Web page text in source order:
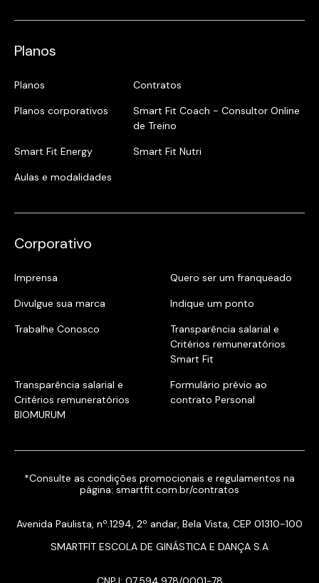
Planos
Planos
Contratos
Planos corporativos
Smart Fit Coach - Consultor Online
de Treino
Smart Fit Energy
Smart Fit Nutri
Aulas e modalidades
Corporativo
Imprensa
Quero ser um franqueado
Divulgue sua marca
Indique um ponto
Trabalhe Conosco
Transparência salarial e
Critérios remuneratórios
Smart Fit
Transparência salarial e
Critérios remuneratórios
BIOMURUM
Formulário prévio ao
contrato Personal
*Consulte as condições promocionais e regulamentos na
página: smartfit.com.br/contratos
Avenida Paulista, nº.1294, 2º andar, Bela Vista, CEP 01310-100
SMARTFIT ESCOLA DE GINÁSTICA E DANÇA S.A